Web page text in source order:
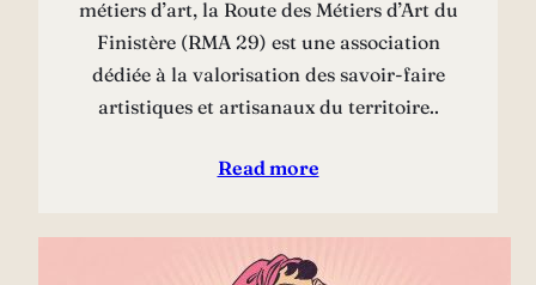
métiers d’art, la Route des Métiers d’Art du
Finistère (RMA 29) est une association
dédiée à la valorisation des savoir-faire
artistiques et artisanaux du territoire..
Read more